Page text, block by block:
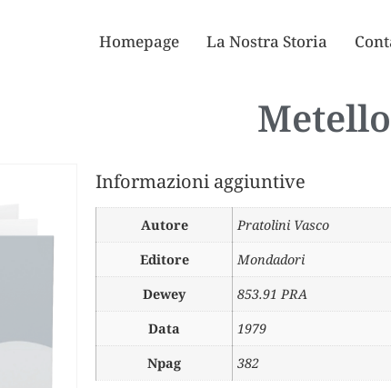
Homepage La Nostra Storia
Metello
Informazioni aggiuntive
Autore
Pratolini Vasco
Editore
Mondadori
Dewey
853.91 PRA
Data
1979
Npag
382